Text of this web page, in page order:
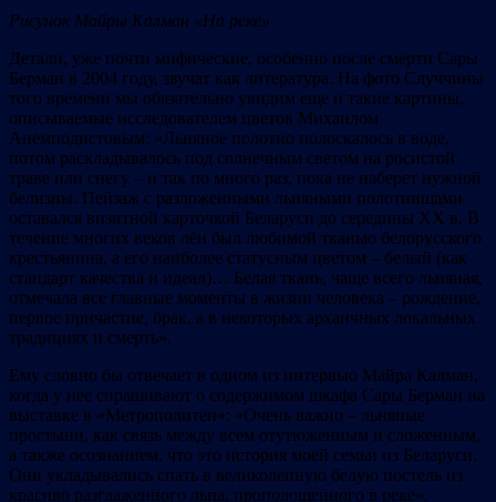
Рисунок Майры Калман «На реке»
Детали, уже почти мифические, особенно после смерти Сары
Берман в 2004 году, звучат как литература. На фото Случчины
того времени мы обязательно увидим еще и такие картины,
описываемые исследователем цветов Михаилом
Анемподистовым: «Льняное полотно полоскалось в воде,
потом раскладывалось под солнечным светом на росистой
траве или снегу – и так по много раз, пока не наберет нужной
белизны. Пейзаж с разложенными льняными полотнищами
оставался визитной карточкой Беларуси до середины ХХ в. В
течение многих веков лён был любимой тканью белорусского
крестьянина, а его наиболее статусным цветом – белый (как
стандарт качества и идеал)… Белая ткань, чаще всего льняная,
отмечала все главные моменты в жизни человека – рождение,
первое причастие, брак, а в некоторых архаичных локальных
традициях и смерть».
Ему словно бы отвечает в одном из интервью Майра Калман,
когда у нее спрашивают о содержимом шкафа Сары Берман на
выставке в «Метрополитен»: «Очень важно – льняные
простыни, как связь между всем отутюженным и сложенным,
а также осознанием, что это история моей семьи из Беларуси.
Они укладывались спать в великолепную белую постель из
красиво разглаженного льна, прополощенного в реке».